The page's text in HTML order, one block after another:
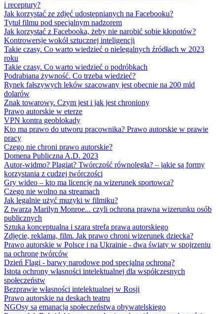
i receptury?
Jak korzystać ze zdjęć udostępnianych na Facebooku?
Tytuł filmu pod specjalnym nadzorem
Jak korzystać z Facebooka, żeby nie narobić sobie kłopotów?
Kontrowersje wokół sztucznej inteligencji
Takie czasy. Co warto wiedzieć o nielegalnych źródłach w 2023
roku
Takie czasy. Co warto wiedzieć o podróbkach
Podrabiana żywność. Co trzeba wiedzieć?
Rynek fałszywych leków szacowany jest obecnie na 200 mld
dolarów
Znak towarowy. Czym jest i jak jest chroniony
Prawo autorskie w eterze
VPN kontra geoblokady
Kto ma prawo do utworu pracownika? Prawo autorskie w prawie
pracy
Czego nie chroni prawo autorskie?
Domena Publiczna A.D. 2023
Autor-widmo? Plagiat? Twórczość równoległa? – jakie są formy
korzystania z cudzej twórczości
Gry wideo – kto ma licencję na wizerunek sportowca?
Czego nie wolno na streamach
Jak legalnie użyć muzyki w filmiku?
Z twarzą Marilyn Monroe... czyli ochrona prawna wizerunku osób
publicznych
Sztuka konceptualna i szara strefa prawa autorskiego
Zdjęcie, reklama, film. Jak prawo chroni wizerunek dziecka?
Prawo autorskie w Polsce i na Ukrainie - dwa światy w spojrzeniu
na ochronę twórców
Dzień Flagi - barwy narodowe pod specjalną ochroną?
Istota ochrony własności intelektualnej dla współczesnych
społeczeństw
Bezprawie własności intelektualnej w Rosji
Prawo autorskie na deskach teatru
NGOsy są emanacją społeczeństwa obywatelskiego